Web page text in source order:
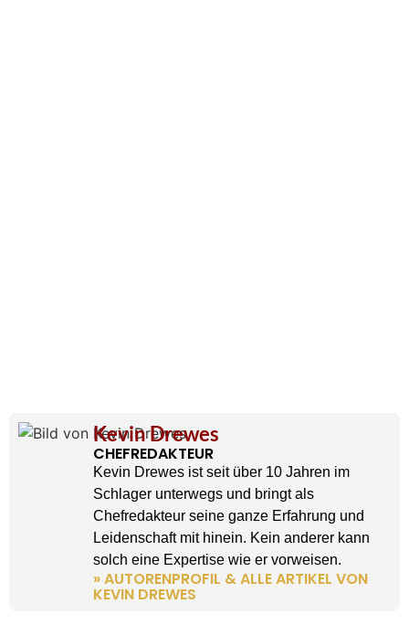
Kevin Drewes
CHEFREDAKTEUR
Kevin Drewes ist seit über 10 Jahren im
Schlager unterwegs und bringt als
Chefredakteur seine ganze Erfahrung und
Leidenschaft mit hinein. Kein anderer kann
solch eine Expertise wie er vorweisen.
» AUTORENPROFIL & ALLE ARTIKEL VON
KEVIN DREWES